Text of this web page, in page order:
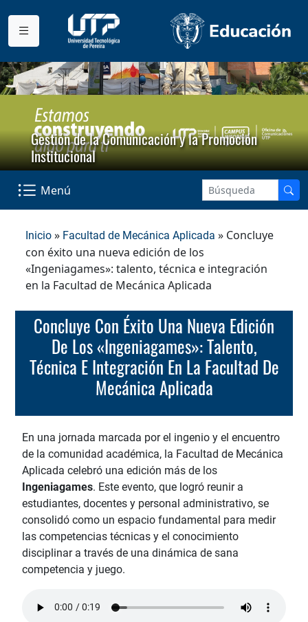
Gestión de la Comunicación y la Promoción
Institucional
Menú
Inicio » Facultad de Mecánica Aplicada » Concluye
con éxito una nueva edición de los
«Ingeniagames»: talento, técnica e integración
en la Facultad de Mecánica Aplicada
Concluye Con Éxito Una Nueva Edición
De Los «Ingeniagames»: Talento,
Técnica E Integración En La Facultad De
Mecánica Aplicada
En una jornada marcada por el ingenio y el encuentro
de la comunidad académica, la Facultad de Mecánica
Aplicada celebró una edición más de los
Ingeniagames. Este evento, que logró reunir a
estudiantes, docentes y personal administrativo, se
consolidó como un espacio fundamental para medir
las competencias técnicas y el conocimiento
disciplinar a través de una dinámica de sana
competencia y juego.